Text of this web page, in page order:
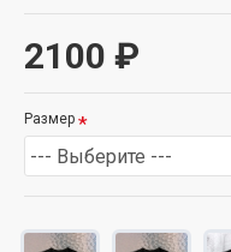
2100 ₽
Размер